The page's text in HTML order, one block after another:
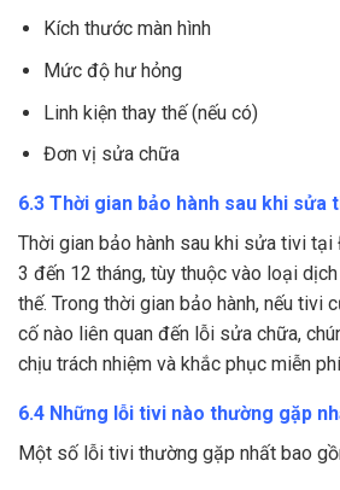
Kích thước màn hình
Mức độ hư hỏng
Linh kiện thay thế (nếu có)
Đơn vị sửa chữa
6.3 Thời gian bảo hành sau khi sửa
Thời gian bảo hành sau khi sửa tivi
3 đến 12 tháng, tùy thuộc vào loại
thế. Trong thời gian bảo hành, nếu tivi
cố nào liên quan đến lỗi sửa chữa,
chịu trách nhiệm và khắc phục miễn
6.4 Những lỗi tivi nào thường gặp
Một số lỗi tivi thường gặp nhất bao